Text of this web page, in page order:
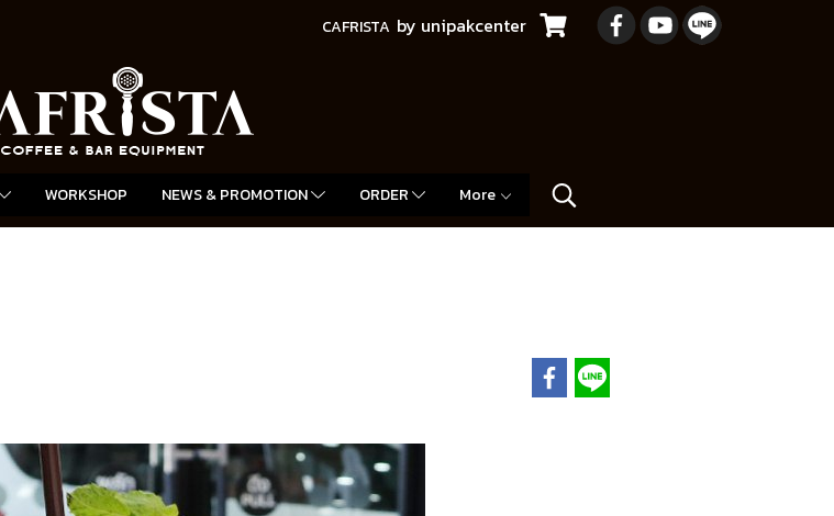
CAFRISTA by unipakcenter
WORKSHOP NEWS & PROMOTION ORDER More